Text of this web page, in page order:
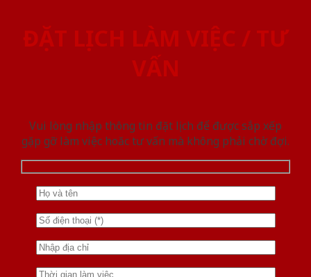
ĐẶT LỊCH LÀM VIỆC / TƯ
VẤN
Vui lòng nhập thông tin đặt lịch để được sắp xếp
gặp gỡ làm việc hoăc tư vấn mà không phải chờ đợi.